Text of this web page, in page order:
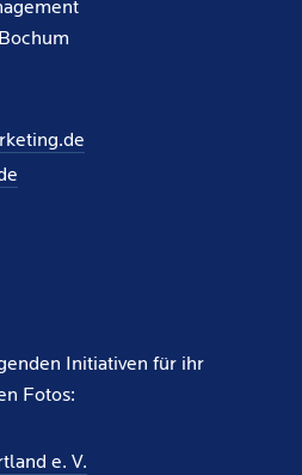
Initiativen für ihr
Fotos:
e. V.